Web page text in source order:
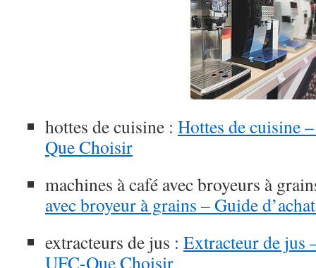
hottes de cuisine : Hottes de cuisine
Que Choisir
machines à café avec broyeurs à
avec broyeur à grains – Guide
extracteurs de jus : Extracteur de jus
UFC-Que Choisir